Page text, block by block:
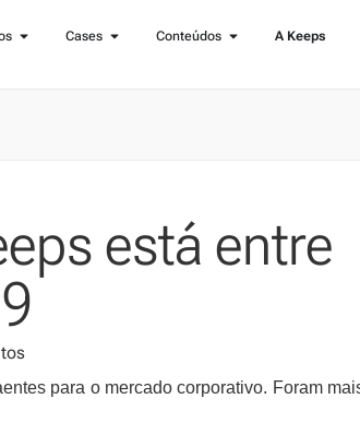
Cases Conteúdos A Keeps
está entre
para o mercado corporativo. Foram